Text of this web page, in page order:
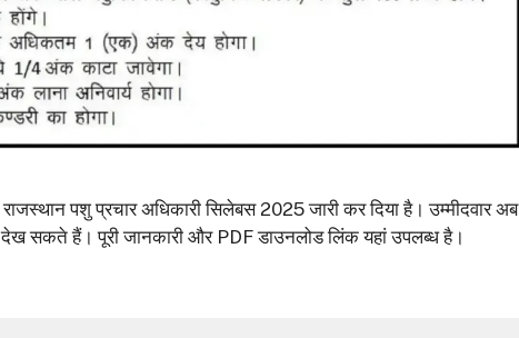
पशु प्रचार अधिकारी सिलेबस 2025 जारी कर दिया है। उम्मीदवार अब
देख सकते हैं। पूरी जानकारी और PDF डाउनलोड लिंक यहां उपलब्ध है।